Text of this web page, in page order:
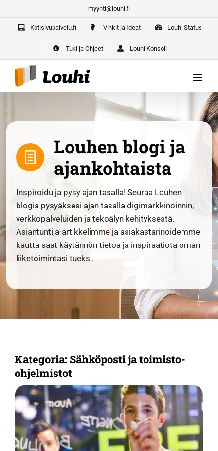
content
myynti@louhi.fi
Kotisivupalvelu.fi Vinkit ja Ideat Louhi Status
Tuki ja Ohjeet Louhi Konsoli
Louhen blogi ja
ajankohtaista
Inspiroidu ja pysy ajan tasalla! Seuraa Louhen
blogia pysyäksesi ajan tasalla digimarkkinoinnin,
verkkopalveluiden ja tekoälyn kehityksestä.
Asiantuntija-artikkelimme ja asiakastarinoidemme
kautta saat käytännön tietoa ja inspiraatiota oman
liiketoimintasi tueksi.
Kategoria: Sähköposti ja toimisto-
ohjelmistot
Yrittäjän paketti aloittaville yrittäjille –
kaikki yrityksesi
digipalvelut yhdestä paikasta
ALOITA TÄSTÄ